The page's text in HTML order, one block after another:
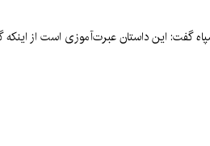
گفت: این داستان عبرت‌آموزی است از